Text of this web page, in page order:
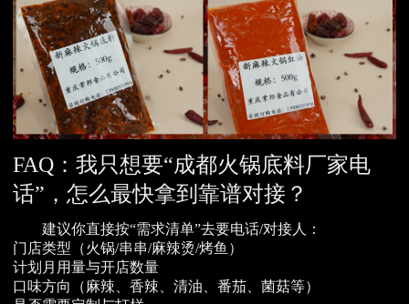
FAQ：我只想要“成都火锅底料厂家电
话”，怎么最快拿到靠谱对接？
建议你直接按“需求清单”去要电话/对接人：
门店类型（火锅/串串/麻辣烫/烤鱼）
计划月用量与开店数量
口味方向（麻辣、香辣、清油、番茄、菌菇等）